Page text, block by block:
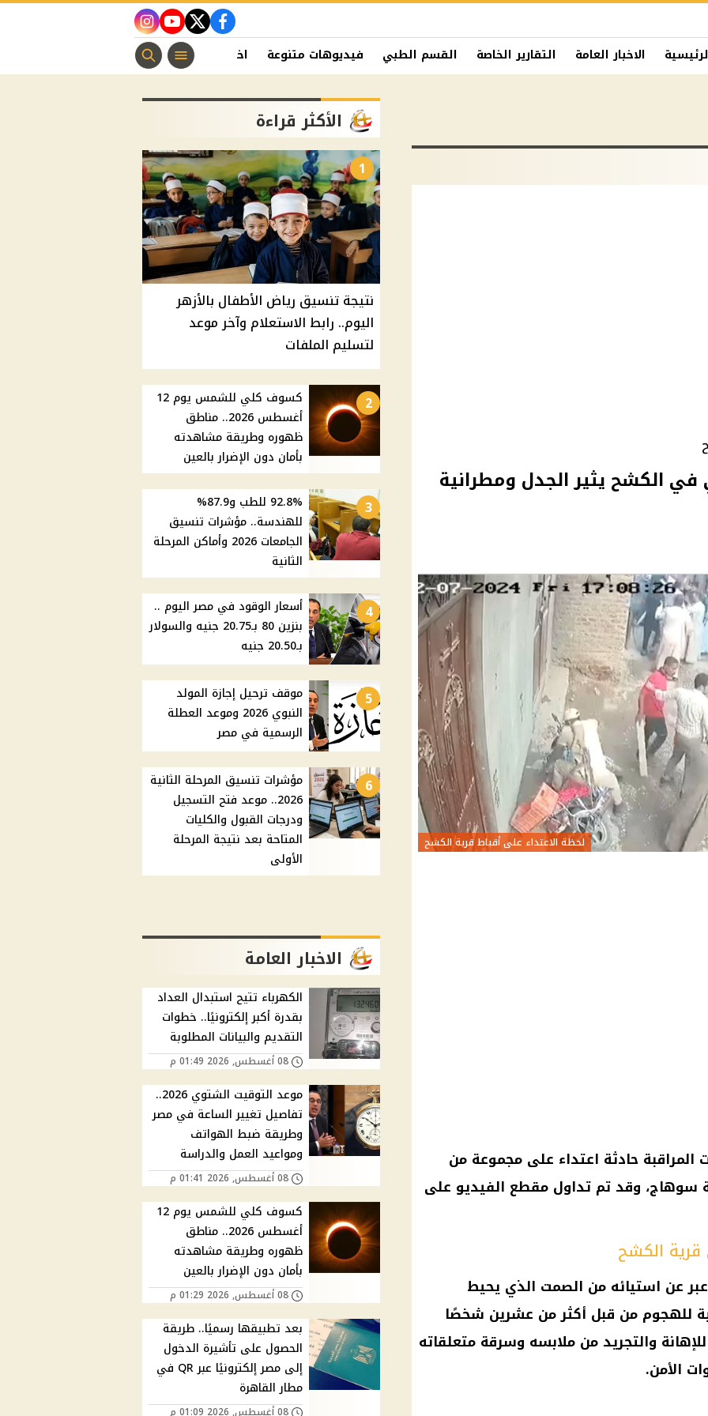
facebook
twitter
youtube
instagram
الاخبار العامة التقارير الخاصة القسم الطبي فيديوهات متنوعة اخبار الفن منوعات مسيحية
الكشح يثير الجدل ومطرانية
لحظة الاعتداء على أقباط قرية الكشح
حادثة اعتداء على مجموعة من
سوهاج، وقد تم تداول مقطع الفيديو على
الكشح
عن استيائه من الصمت الذي يحيط
للهجوم من قبل أكثر من عشرين شخصًا
والتجريد من ملابسه وسرقة متعلقاته
الأمن.
الأكثر قراءة
1
نتيجة تنسيق رياض الأطفال بالأزهر
اليوم.. رابط الاستعلام وآخر موعد
لتسليم الملفات
2
كسوف كلي للشمس يوم 12
أغسطس 2026.. مناطق
ظهوره وطريقة مشاهدته
بأمان دون الإضرار بالعين
3
92.8% للطب و87.9%
للهندسة.. مؤشرات تنسيق
الجامعات 2026 وأماكن المرحلة
الثانية
4
أسعار الوقود في مصر اليوم ..
بنزين 80 بـ20.75 جنيه والسولار
بـ20.50 جنيه
5
موقف ترحيل إجازة المولد
النبوي 2026 وموعد العطلة
الرسمية في مصر
6
مؤشرات تنسيق المرحلة الثانية
2026.. موعد فتح التسجيل
ودرجات القبول والكليات
المتاحة بعد نتيجة المرحلة
الأولى
الاخبار العامة
الكهرباء تتيح استبدال العداد
بقدرة أكبر إلكترونيًا.. خطوات
التقديم والبيانات المطلوبة
08 أغسطس, 2026 01:49 م
موعد التوقيت الشتوي 2026..
تفاصيل تغيير الساعة في مصر
وطريقة ضبط الهواتف
ومواعيد العمل والدراسة
08 أغسطس, 2026 01:41 م
كسوف كلي للشمس يوم 12
أغسطس 2026.. مناطق
ظهوره وطريقة مشاهدته
بأمان دون الإضرار بالعين
08 أغسطس, 2026 01:29 م
بعد تطبيقها رسميًا.. طريقة
الحصول على تأشيرة الدخول
إلى مصر إلكترونيًا عبر QR في
مطار القاهرة
08 أغسطس, 2026 01:09 م